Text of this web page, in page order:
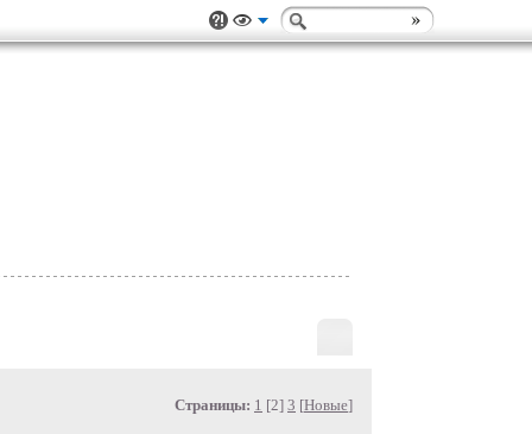
Страницы: 1 [2] 3 [Новые]